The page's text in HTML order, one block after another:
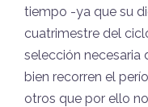
tiempo -ya que su
cuatrimestre del
selección necesaria
bien recorren el
otros que por ello